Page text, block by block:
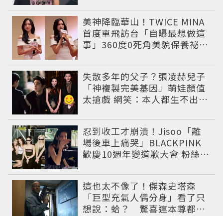
美神降臨華山！TWICE MINA
首度單飛訪台「自曝最想做這
事」360度0死角美貌保養祕訣
失散多年的父子？張凌赫兒子
「神複製完美基因」萌娃顏值
太搶戲 網笑：本人都生不出這
忍到收工才崩潰！Jisoo「離
場後車上痛哭」BLACKPINK
歡慶10週年變道歉大會 粉絲看
這也太不像了！傑森史塔森
「巨型充氣人偶分身」看了只
想說：蛤？ 驚喜連本尊都吐